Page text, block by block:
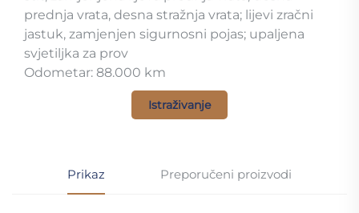
prednja vrata, desna stražnja vrata; lijevi zračni
jastuk, zamjenjen sigurnosni pojas; upaljena
svjetiljka za prov
Odometar: 88.000 km
Istraživanje
Prikaz Preporučeni proizvodi